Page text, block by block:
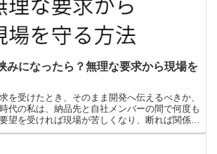
みになったら？無理な要求から現場を
を受けたとき、そのまま開発へ伝えるべきか、
代の私は、納品先と自社メンバーの間で何度も
望を受ければ現場が苦しくなり、断れば関係が
ん。実際、夜遅くまで調整メールを書...